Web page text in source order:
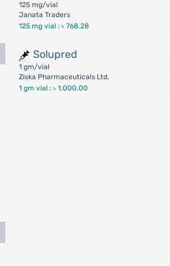
125 mg/vial
Janata Traders
125 mg vial :৳ 768.28
Solupred
1 gm/vial
Ziska Pharmaceuticals Ltd.
1 gm vial :৳ 1,000.00